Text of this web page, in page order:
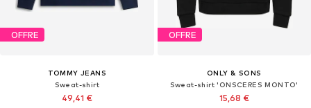
OFFRE
TOMMY JEANS
Sweat-shirt
49,41 €
OFFRE
ONLY & SONS
Sweat-shirt 'ONSCERES MONTO'
15,68 €